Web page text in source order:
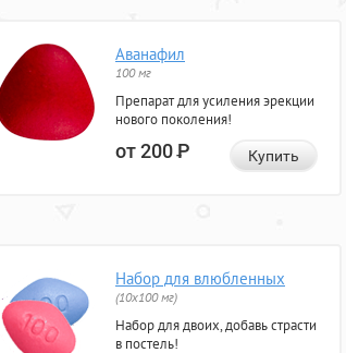
Аванафил
100 мг
Препарат для усиления эрекции
нового поколения!
от 200Р Купить
Набор для влюбленных
(10х100 мг)
Набор для двоих, добавь страсти
в постель!